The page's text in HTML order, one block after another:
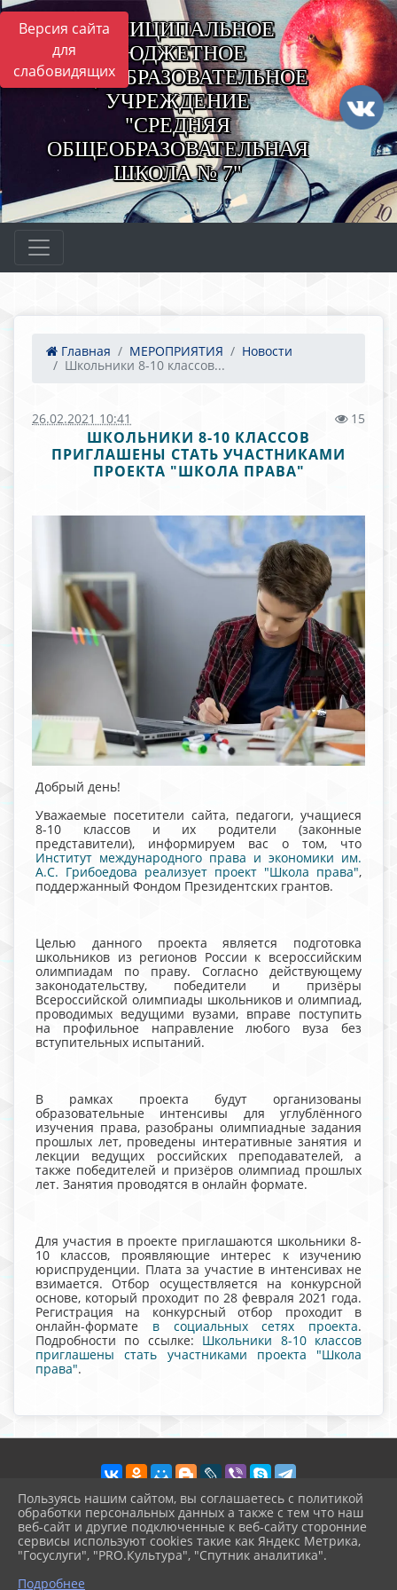
Версия сайта
для
слабовидящих
МУНИЦИПАЛЬНОЕ
БЮДЖЕТНОЕ
ОБЩЕОБРАЗОВАТЕЛЬНОЕ
УЧРЕЖДЕНИЕ
"СРЕДНЯЯ
ОБЩЕОБРАЗОВАТЕЛЬНАЯ
ШКОЛА № 7"
Главная МЕРОПРИЯТИЯ
Новости
Школьники 8-10 классов...
26.02.2021 10:41 15
ШКОЛЬНИКИ 8-10 КЛАССОВ
ПРИГЛАШЕНЫ СТАТЬ УЧАСТНИКАМИ
ПРОЕКТА "ШКОЛА ПРАВА"
Добрый день!
Уважаемые посетители сайта, педагоги, учащиеся
8-10 классов и их родители (законные
представители), информируем вас о том, что
Институт международного права и экономики им.
А.С. Грибоедова реализует проект "Школа права",
поддержанный Фондом Президентских грантов.
Целью данного проекта является подготовка
школьников из регионов России к всероссийским
олимпиадам по праву. Согласно действующему
законодательству, победители и призёры
Всероссийской олимпиады школьников и олимпиад,
проводимых ведущими вузами, вправе поступить
на профильное направление любого вуза без
вступительных испытаний.
В рамках проекта будут организованы
образовательные интенсивы для углублённого
изучения права, разобраны олимпиадные задания
прошлых лет, проведены интеративные занятия и
лекции ведущих российских преподавателей, а
также победителей и призёров олимпиад прошлых
лет. Занятия проводятся в онлайн формате.
Для участия в проекте приглашаются школьники 8-
10 классов, проявляющие интерес к изучению
юриспруденции. Плата за участие в интенсивах не
взимается. Отбор осуществляется на конкурсной
основе, который проходит по 28 февраля 2021 года.
Регистрация на конкурсный отбор проходит в
онлайн-формате в социальных сетях проекта.
Подробности по ссылке: Школьники 8-10 классов
приглашены стать участниками проекта "Школа
права".
2026 г. vvschool7.ru
Вход
Карта сайта
Политика обработки персональных данных
Пользуясь нашим сайтом, вы соглашаетесь с политикой
обработки персональных данных а также с тем что наш
веб-сайт и другие подключенные к веб-сайту сторонние
сервисы используют cookies такие как Яндекс Метрика,
"Госуслуги", "PRO.Культура", "Спутник аналитика".
Подробнее